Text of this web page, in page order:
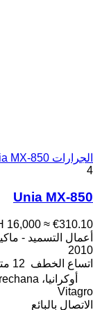
الجرارات Unia MX-850
4
Unia MX-850
16,000 ≈ €310.10
أعمال التسميد -
2010
اتساع الخطف 12 متر
أوكرانيا، Grechana
Vitagro
الاتصال بالبائع